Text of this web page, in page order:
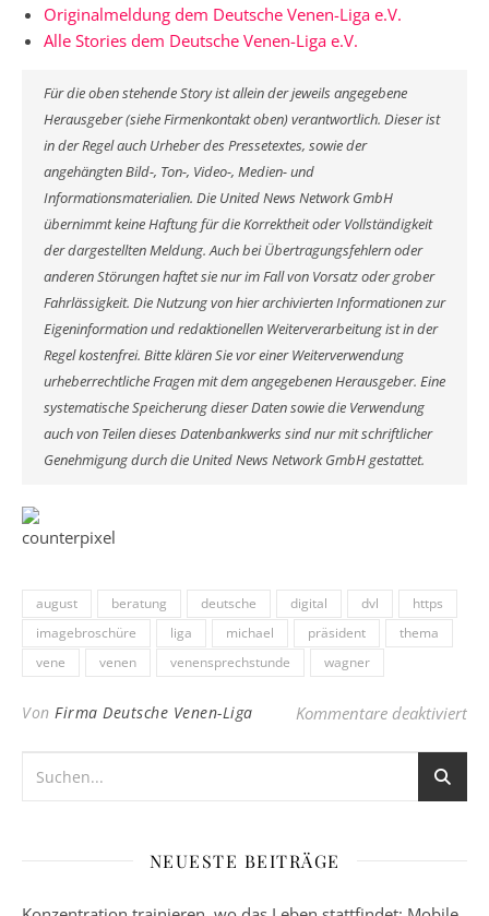
Originalmeldung dem Deutsche Venen-Liga e.V.
Alle Stories dem Deutsche Venen-Liga e.V.
Für die oben stehende Story ist allein der jeweils angegebene
Herausgeber (siehe Firmenkontakt oben) verantwortlich. Dieser ist
in der Regel auch Urheber des Pressetextes, sowie der
angehängten Bild-, Ton-, Video-, Medien- und
Informationsmaterialien. Die United News Network GmbH
übernimmt keine Haftung für die Korrektheit oder Vollständigkeit
der dargestellten Meldung. Auch bei Übertragungsfehlern oder
anderen Störungen haftet sie nur im Fall von Vorsatz oder grober
Fahrlässigkeit. Die Nutzung von hier archivierten Informationen zur
Eigeninformation und redaktionellen Weiterverarbeitung ist in der
Regel kostenfrei. Bitte klären Sie vor einer Weiterverwendung
urheberrechtliche Fragen mit dem angegebenen Herausgeber. Eine
systematische Speicherung dieser Daten sowie die Verwendung
auch von Teilen dieses Datenbankwerks sind nur mit schriftlicher
Genehmigung durch die United News Network GmbH gestattet.
august beratung deutsche digital dvl
https
imagebroschüre
liga michael präsident
thema
vene
venen venensprechstunde wagner
Von Firma Deutsche Venen-Liga Kommentare deaktiviertfür
NEUESTE BEITRÄGE